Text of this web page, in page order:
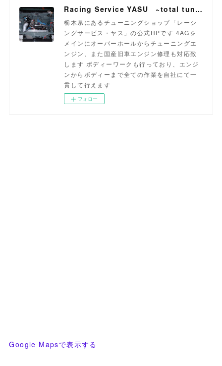
Racing Service YASU ~total tuning proshop~
栃木県にあるチューニングショップ「レーシ
ングサービス・ヤス」の公式HPです 4AGを
メインにオーバーホールからチューニングエ
ンジン、また国産旧車エンジン修理も対応致
します ボディーワークも行っており、エンジ
ンからボディーまで全ての作業を自社にて一
貫して行えます
フォロー
Google Mapsで表示する